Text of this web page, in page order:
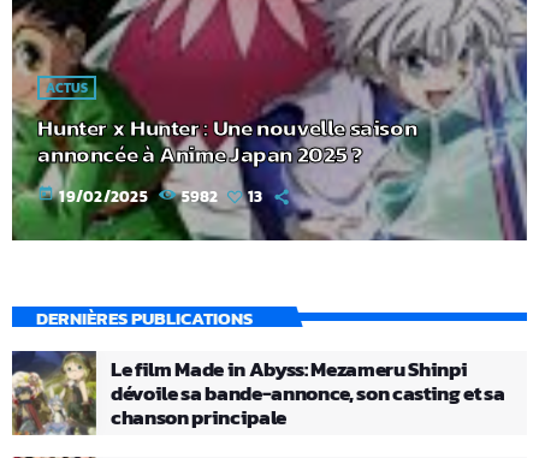
ACTUS
Hunter x Hunter : Une nouvelle saison
annoncée à Anime Japan 2025 ?
today 19/02/2025 5982 13
DERNIÈRES PUBLICATIONS
Le film Made in Abyss: Mezameru Shinpi
dévoile sa bande-annonce, son casting et sa
chanson principale